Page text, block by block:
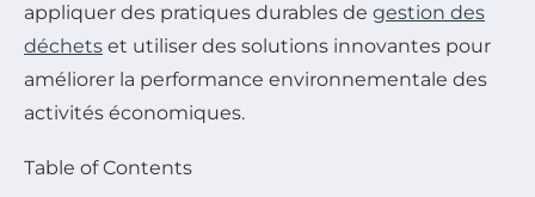
appliquer des pratiques durables de gestion des
déchets et utiliser des solutions innovantes pour
améliorer la performance environnementale des
activités économiques.
Table of Contents